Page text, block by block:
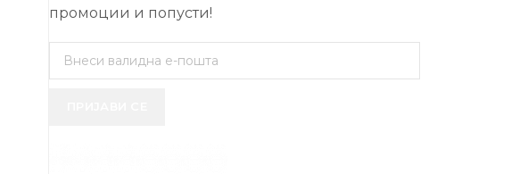
промоции и попусти!